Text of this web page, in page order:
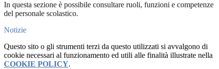
In questa sezione è possibile consultare ruoli, funzioni e competenze
del personale scolastico.
Notizie
Questo sito o gli strumenti terzi da questo utilizzati si avvalgono di
cookie necessari al funzionamento ed utili alle finalità illustrate nella
COOKIE POLICY.